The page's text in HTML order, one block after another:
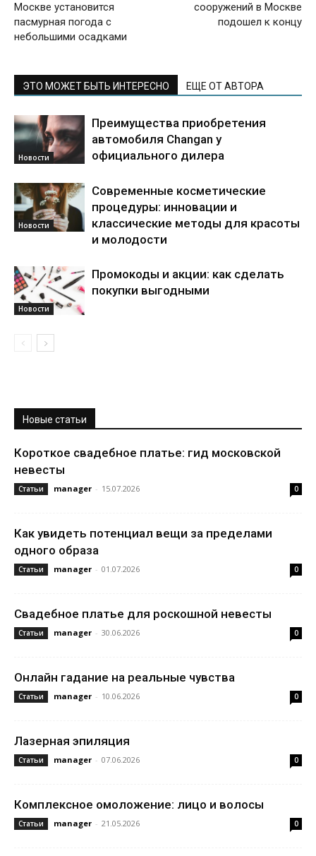
Москве установится
пасмурная погода с
небольшими осадками
сооружений в Москве
подошел к концу
ЭТО МОЖЕТ БЫТЬ ИНТЕРЕСНО ЕЩЕ ОТ АВТОРА
Новости
Преимущества приобретения
автомобиля Changan у
официального дилера
Новости
Современные косметические
процедуры: инновации и
классические методы для красоты
и молодости
Новости
Промокоды и акции: как сделать
покупки выгодными
Новые статьи
Короткое свадебное платье: гид московской
невесты
Статьи manager - 15.07.2026 0
Как увидеть потенциал вещи за пределами
одного образа
Статьи manager - 01.07.2026 0
Свадебное платье для роскошной невесты
Статьи manager - 30.06.2026 0
Онлайн гадание на реальные чувства
Статьи manager - 10.06.2026 0
Лазерная эпиляция
Статьи manager - 07.06.2026 0
Комплексное омоложение: лицо и волосы
Статьи manager - 21.05.2026 0